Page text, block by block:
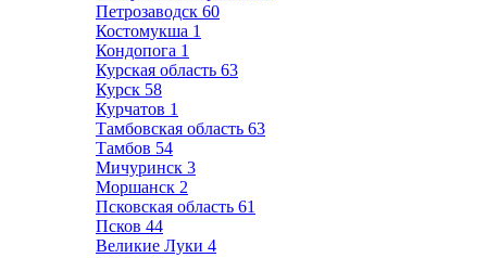
Петрозаводск 60
Костомукша 1
Кондопога 1
Курская область 63
Курск 58
Курчатов 1
Тамбовская область 63
Тамбов 54
Мичуринск 3
Моршанск 2
Псковская область 61
Псков 44
Великие Луки 4